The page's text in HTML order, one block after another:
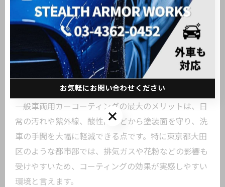
りしていたので、1年以上ツヤが持続した」「定期的
なメンテナンス案内があり安心できた」といった声も
多く見受けられます。こうした実体験も参考に、長期
的な満足を得られる施工店を選びましょう。
一般車両用カーコーティングの実際のメリット
一般車両用カーコーティングの最大のメリットは、日
常の汚れや紫外線、酸性雨などから塗装面を守り、洗
車の手間を大幅に軽減できる点です。特に東京都大田
区のような都市部では、排気ガスや花粉などの影響も
受けやすいため、コーティングの効果が実感しやすい
環境と言えます。
お気軽にお問い合わせください
お気軽にお問い合わせください